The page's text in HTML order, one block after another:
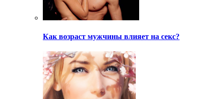
Как возраст мужчины влияет на секс?